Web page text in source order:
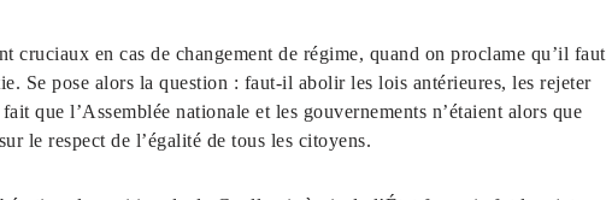
en cas de changement de régime, quand on proclame qu’il faut
Se pose alors la question : faut-il abolir les lois antérieures, les rejeter
que l’Assemblée nationale et les gouvernements n’étaient alors que
le respect de l’égalité de tous les citoyens.